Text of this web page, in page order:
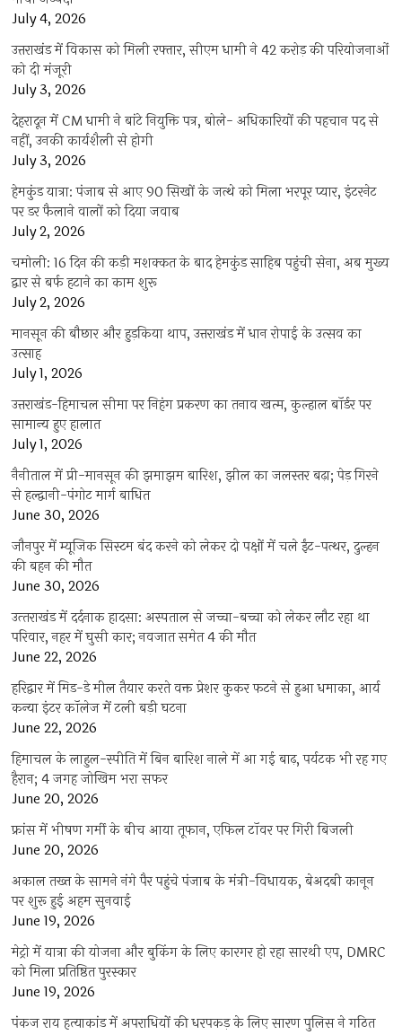
July 4, 2026
उत्तराखंड में विकास को मिली रफ्तार, सीएम धामी ने 42 करोड़ की परियोजनाओं
को दी मंजूरी
July 3, 2026
देहरादून में CM धामी ने बांटे नियुक्ति पत्र, बोले- अधिकारियों की पहचान पद से
नहीं, उनकी कार्यशैली से होगी
July 3, 2026
हेमकुंड यात्रा: पंजाब से आए 90 सिखों के जत्थे को मिला भरपूर प्यार, इंटरनेट
पर डर फैलाने वालों को दिया जवाब
July 2, 2026
चमोली: 16 दिन की कड़ी मशक्कत के बाद हेमकुंड साहिब पहुंची सेना, अब मुख्य
द्वार से बर्फ हटाने का काम शुरू
July 2, 2026
मानसून की बौछार और हुड़किया थाप, उत्तराखंड में धान रोपाई के उत्सव का
उत्साह
July 1, 2026
उत्तराखंड-हिमाचल सीमा पर निहंग प्रकरण का तनाव खत्म, कुल्हाल बॉर्डर पर
सामान्य हुए हालात
July 1, 2026
नैनीताल में प्री-मानसून की झमाझम बारिश, झील का जलस्तर बढ़ा; पेड़ गिरने
से हल्द्वानी-पंगोट मार्ग बाधित
June 30, 2026
जौनपुर में म्यूजिक सिस्टम बंद करने को लेकर दो पक्षों में चले ईंट-पत्थर, दुल्हन
की बहन की मौत
June 30, 2026
उत्‍तराखंड में दर्दनाक हादसा: अस्पताल से जच्चा-बच्चा को लेकर लौट रहा था
परिवार, नहर में घुसी कार; नवजात समेत 4 की मौत
June 22, 2026
हरिद्वार में मिड-डे मील तैयार करते वक्त प्रेशर कुकर फटने से हुआ धमाका, आर्य
कन्या इंटर कॉलेज में टली बड़ी घटना
June 22, 2026
हिमाचल के लाहुल-स्पीति में बिन बारिश नाले में आ गई बाढ़, पर्यटक भी रह गए
हैरान; 4 जगह जोखिम भरा सफर
June 20, 2026
फ्रांस में भीषण गर्मी के बीच आया तूफान, एफिल टॉवर पर गिरी बिजली
June 20, 2026
अकाल तख्त के सामने नंगे पैर पहुंचे पंजाब के मंत्री-विधायक, बेअदबी कानून
पर शुरू हुई अहम सुनवाई
June 19, 2026
मेट्रो में यात्रा की योजना और बुकिंग के लिए कारगर हो रहा सारथी एप, DMRC
को मिला प्रतिष्ठित पुरस्कार
June 19, 2026
पंकज राय हत्याकांड में अपराधियों की धरपकड़ के लिए सारण पुलिस ने गठित